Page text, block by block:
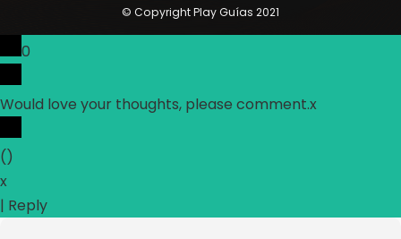
© Copyright Play Guías 2021
0
Would love your thoughts, please comment.x
()
x
| Reply